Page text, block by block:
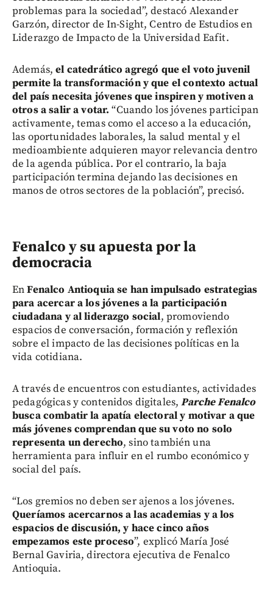
problemas para la sociedad”, destacó Alexander
Garzón, director de In-Sight, Centro de Estudios en
Liderazgo de Impacto de la Universidad Eafit.
Además,el catedrático agregó que el voto juvenil
permite la transformación y que el contexto actual
del país necesita jóvenes que inspiren y motiven a
otros a salir a votar.“Cuando los jóvenes participan
activamente, temas como el acceso a la educación,
las oportunidades laborales, la salud mental y el
medioambiente adquieren mayor relevancia dentro
de la agenda pública. Por el contrario, la baja
participación termina dejando las decisiones en
manos de otros sectores de la población”, precisó.
Fenalco y su apuesta por la
democracia
EnFenalco Antioquia se han impulsado estrategias
para acercar a los jóvenes a la participación
ciudadana y al liderazgo social, promoviendo
espacios de conversación, formación y reflexión
sobre el impacto de las decisiones políticas en la
vida cotidiana.
A través de encuentros con estudiantes, actividades
pedagógicas y contenidos digitales, Parche Fenalco
busca combatir la apatía electoral y motivar a que
más jóvenes comprendan que su voto no solo
representa un derecho, sino también una
herramienta para influir en el rumbo económico y
social del país.
“Los gremios no deben ser ajenos a los jóvenes.
Queríamos acercarnos a las academias y a los
espacios de discusión, y hace cinco años
empezamos este proceso”, explicó María José
Bernal Gaviria, directora ejecutiva de Fenalco
Antioquia.